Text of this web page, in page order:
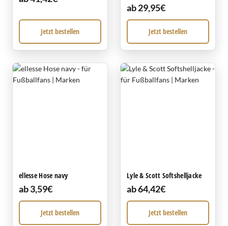
Jetzt bestellen
ab 29,95€
Jetzt bestellen
ellesse Hose navy
ab 3,59€
Jetzt bestellen
Lyle & Scott Softshelljacke
ab 64,42€
Jetzt bestellen